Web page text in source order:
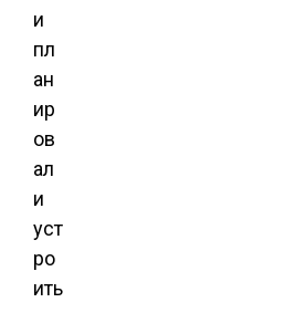
и
пл
ан
ир
ов
ал
и
уст
ро
ить